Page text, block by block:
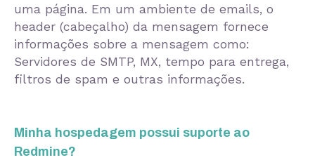
uma página. Em um ambiente de emails, o
header (cabeçalho) da mensagem fornece
informações sobre a mensagem como:
Servidores de SMTP, MX, tempo para entrega,
filtros de spam e outras informações.
Minha hospedagem possui suporte ao
Redmine?